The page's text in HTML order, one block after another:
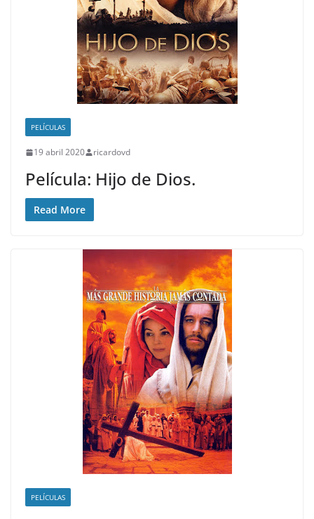
PELÍCULAS
19 abril 2020 ricardovd
Película: Hijo de Dios.
Read More
PELÍCULAS